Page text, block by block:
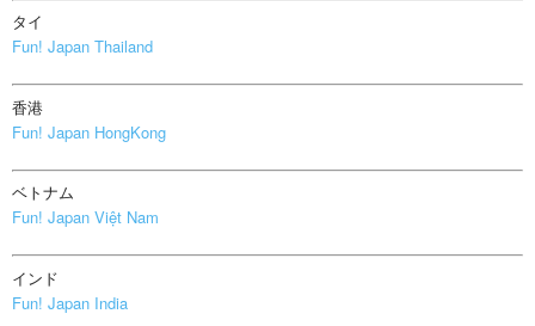
タイ
Fun! Japan Thailand
香港
Fun! Japan HongKong
ベトナム
Fun! Japan Việt Nam
インド
Fun! Japan India